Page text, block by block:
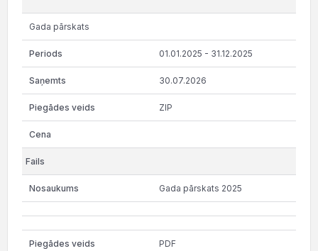
Gada pārskats
01.01.2025 - 31.12.2025
30.07.2026
ZIP
Gada pārskats 2025
PDF